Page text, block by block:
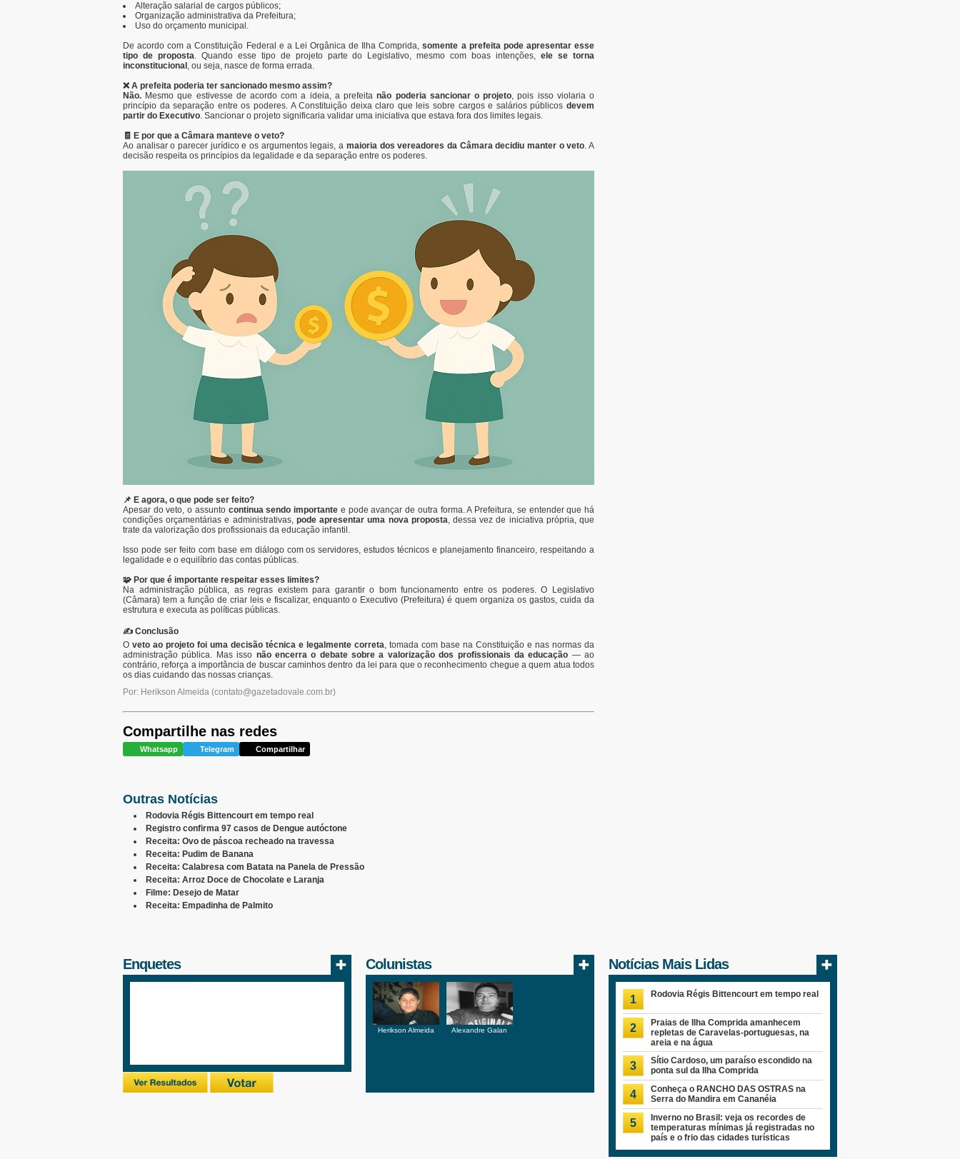
Alteração salarial de cargos públicos;
Organização administrativa da Prefeitura;
Uso do orçamento municipal.
De acordo com a Constituição Federal e a Lei Orgânica de Ilha Comprida,somente a prefeita pode apresentar esse
tipo de proposta. Quando esse tipo de projeto parte do Legislativo, mesmo com boas intenções,ele se torna
inconstitucional , ou seja, nasce de forma errada.
❌ A prefeita poderia ter sancionado mesmo assim?
Não. Mesmo que estivesse de acordo com a ideia, a prefeitanão poderia sancionar o projeto, pois isso violaria o
princípio da separação entre os poderes. A Constituição deixa claro que leis sobre cargos e salários públicos devem
partir do Executivo. Sancionar o projeto significaria validar uma iniciativa que estava fora dos limites legais.
🧾 E por que a Câmara manteve o veto?
Ao analisar o parecer jurídico e os argumentos legais, a maioria dos vereadores da Câmara decidiu manter o veto. A
decisão respeita os princípios da legalidade e da separação entre os poderes.
📌 E agora, o que pode ser feito?
Apesar do veto, o assunto continua sendo importante e pode avançar de outra forma. A Prefeitura, se entender que há
condições orçamentárias e administrativas, pode apresentar uma nova proposta, dessa vez de iniciativa própria, que
trate da valorização dos profissionais da educação infantil.
Isso pode ser feito com base em diálogo com os servidores, estudos técnicos e planejamento financeiro, respeitando a
legalidade e o equilíbrio das contas públicas.
🧩 Por que é importante respeitar esses limites?
Na administração pública, as regras existem para garantir o bom funcionamento entre os poderes. O Legislativo
(Câmara) tem a função de criar leis e fiscalizar, enquanto o Executivo (Prefeitura) é quem organiza os gastos, cuida da
estrutura e executa as políticas públicas.
✍️ Conclusão
O veto ao projeto foi uma decisão técnica e legalmente correta, tomada com base na Constituição e nas normas da
administração pública. Mas isso não encerra o debate sobre a valorização dos profissionais da educação — ao
contrário, reforça a importância de buscar caminhos dentro da lei para que o reconhecimento chegue a quem atua todos
os dias cuidando das nossas crianças.
Por: Herikson Almeida (contato@gazetadovale.com.br)
Compartilhe nas redes
Whatsapp Telegram Compartilhar
Outras Notícias
Rodovia Régis Bittencourt em tempo real
Registro confirma 97 casos de Dengue autóctone
Receita: Ovo de páscoa recheado na travessa
Receita: Pudim de Banana
Receita: Calabresa com Batata na Panela de Pressão
Receita: Arroz Doce de Chocolate e Laranja
Filme: Desejo de Matar
Receita: Empadinha de Palmito
Enquetes Colunistas
Herikson Almeida Alexandre Galan
Notícias Mais Lidas
1 Rodovia Régis Bittencourt em tempo real
2
Praias de Ilha Comprida amanhecem
repletas de Caravelas-portuguesas, na
areia e na água
3
Sítio Cardoso, um paraíso escondido na
ponta sul da Ilha Comprida
4
Conheça o RANCHO DAS OSTRAS na
Serra do Mandira em Cananéia
5
Inverno no Brasil: veja os recordes de
temperaturas mínimas já registradas no
país e o frio das cidades turísticas